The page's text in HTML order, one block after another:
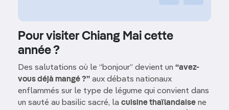
Pour visiter Chiang Mai cette
année ?
Des salutations où le “bonjour” devient un “avez-
vous déjà mangé ?” aux débats nationaux
enflammés sur le type de légume qui convient dans
un sauté au basilic sacré, la cuisine thaïlandaise ne